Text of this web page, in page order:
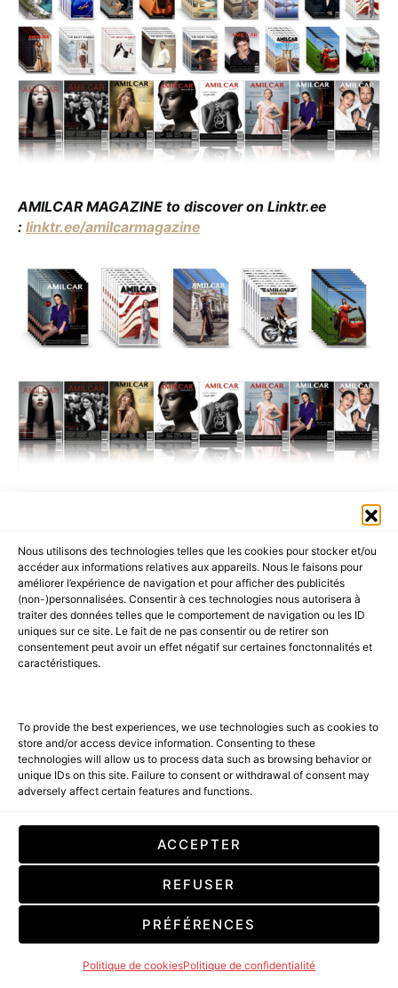
Nous utilisons des technologies telles que les cookies pour stocker et/ou
accéder aux informations relatives aux appareils. Nous le faisons pour
améliorer l’expérience de navigation et pour afficher des publicités
(non-)personnalisées. Consentir à ces technologies nous autorisera à
traiter des données telles que le comportement de navigation ou les ID
uniques sur ce site. Le fait de ne pas consentir ou de retirer son
consentement peut avoir un effet négatif sur certaines fonctonnalités et
caractéristiques.
To provide the best experiences, we use technologies such as cookies to
store and/or access device information. Consenting to these
technologies will allow us to process data such as browsing behavior or
unique IDs on this site. Failure to consent or withdrawal of consent may
adversely affect certain features and functions.
ACCEPTER
REFUSER
PRÉFÉRENCES
Politique de cookiesPolitique de confidentialité
AMILCAR MAGAZINE to discover on Linktr.ee
: linktr.ee/amilcarmagazine